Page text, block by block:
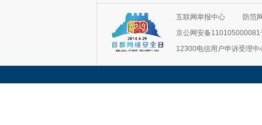
互联网举报中心
防范
京公网安备110105000081
12300电信用户申诉受理中